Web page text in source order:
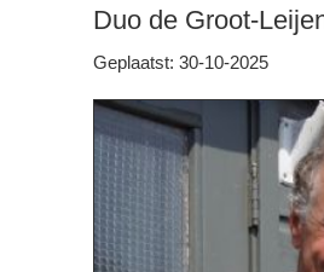
Duo de Groot-
Geplaatst: 30-10-2025